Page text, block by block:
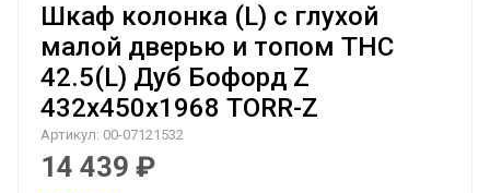
Шкаф колонка (L) с глухой
малой дверью и топом THC
42.5(L) Дуб Бофорд Z
432х450х1968 TORR-Z
Артикул: 00-07121532
14 439 ₽